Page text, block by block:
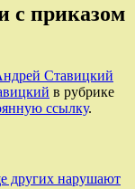
с приказом
Ставицкий
в рубрике
ссылку.